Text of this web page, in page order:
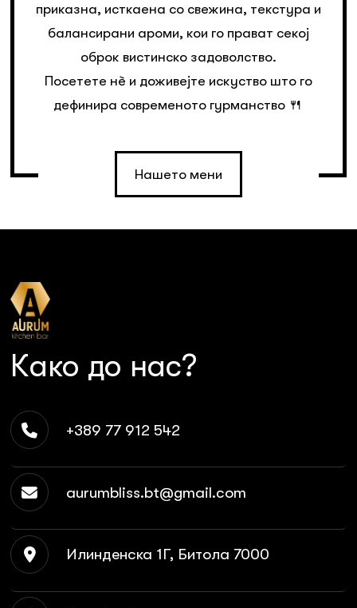
Нашето мени
приказна, исткаена со свежина, текстура и
балансирани ароми, кои го прават секој
оброк вистинско задоволство.
Посетете нè и доживејте искуство што го
дефинира современото гурманство 🍴
Како до нас?
+389 77 912 542
aurumbliss.bt@gmail.com
Илинденска 1Г, Битола 7000